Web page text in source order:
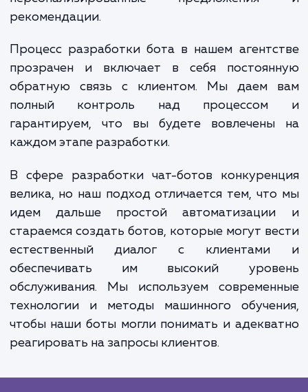
Получив чат-бота, ваша компания откроет
себя новые возможности. Боты не
обеспечивают круглосуточное
клиентов, но и могут быть
другими системами, например, CRM или
для сбора и анализа данных о клиентах.
позволяет вам глубже понимать
предпочтения ваших клиентов и на
услуги, а также
персонализированные
рекомендации.
Процесс разработки бота в нашем
прозрачен и включает в себя
обратную связь с клиентом. Мы даем
полный контроль над